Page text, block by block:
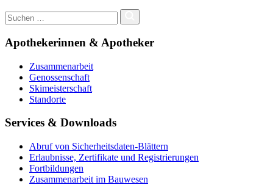
Apothekerinnen & Apotheker
Zusammenarbeit
Genossenschaft
Skimeisterschaft
Standorte
Services & Downloads
Abruf von Sicherheitsdaten-Blättern
Erlaubnisse, Zertifikate und Registrierungen
Fortbildungen
Zusammenarbeit im Bauwesen